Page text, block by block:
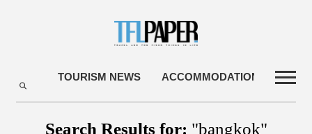
TOURISM NEWS ACCOMMODATIONS
Search Results for: "bangkok"